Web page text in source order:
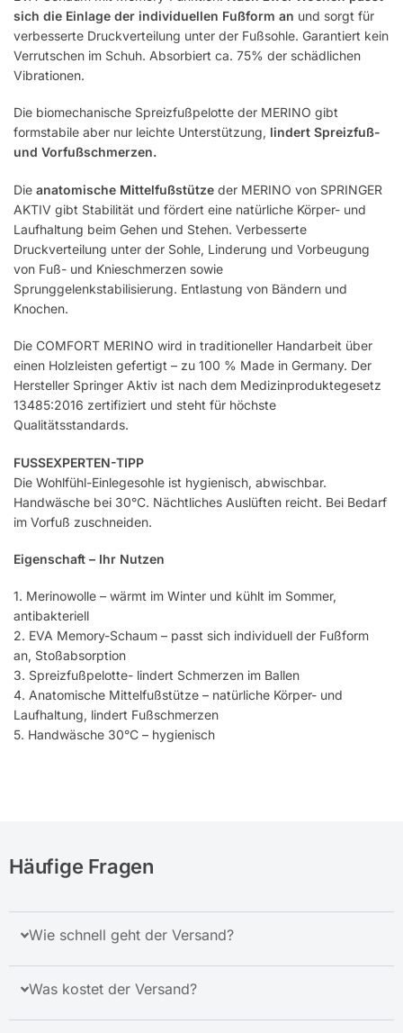
sich die Einlage der individuellen Fußform an und sorgt für
verbesserte Druckverteilung unter der Fußsohle. Garantiert kein
Verrutschen im Schuh. Absorbiert ca. 75% der schädlichen
Vibrationen.
Die biomechanische Spreizfußpelotte der MERINO gibt
formstabile aber nur leichte Unterstützung, lindert Spreizfuß-
und Vorfußschmerzen.
Die anatomische Mittelfußstütze der MERINO von SPRINGER
AKTIV gibt Stabilität und fördert eine natürliche Körper- und
Laufhaltung beim Gehen und Stehen. Verbesserte
Druckverteilung unter der Sohle, Linderung und Vorbeugung
von Fuß- und Knieschmerzen sowie
Sprunggelenkstabilisierung. Entlastung von Bändern und
Knochen.
Die COMFORT MERINO wird in traditioneller Handarbeit über
einen Holzleisten gefertigt – zu 100 % Made in Germany. Der
Hersteller Springer Aktiv ist nach dem Medizinproduktegesetz
13485:2016 zertifiziert und steht für höchste
Qualitätsstandards.
FUSSEXPERTEN-TIPP
Die Wohlfühl-Einlegesohle ist hygienisch, abwischbar.
Handwäsche bei 30°C. Nächtliches Auslüften reicht. Bei Bedarf
im Vorfuß zuschneiden.
Eigenschaft – Ihr Nutzen
1. Merinowolle – wärmt im Winter und kühlt im Sommer,
antibakteriell
2. EVA Memory-Schaum – passt sich individuell der Fußform
an, Stoßabsorption
3. Spreizfußpelotte- lindert Schmerzen im Ballen
4. Anatomische Mittelfußstütze – natürliche Körper- und
Laufhaltung, lindert Fußschmerzen
5. Handwäsche 30°C – hygienisch
Häufige Fragen
Wie schnell geht der Versand?
Was kostet der Versand?